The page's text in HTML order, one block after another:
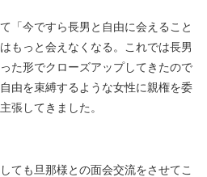
「今ですら長男と自由に会えること
もっと会えなくなる。これでは長男
た形でクローズアップしてきたので
由を束縛するような女性に親権を委
張してきました。
ても旦那様との面会交流をさせてこ